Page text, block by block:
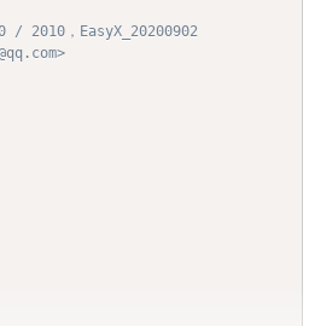
2010，EasyX_20200902